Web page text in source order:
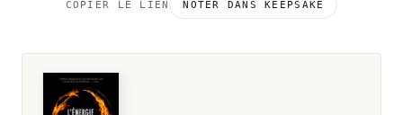
COPIER LE LIEN
NOTER DANS KEEPSAKE